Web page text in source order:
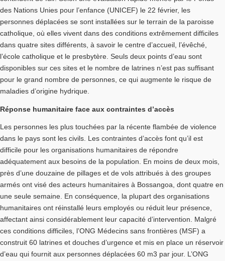
des Nations Unies pour l’enfance (UNICEF) le 22 février, les
personnes déplacées se sont installées sur le terrain de la paroisse
catholique, où elles vivent dans des conditions extrêmement difficiles
dans quatre sites différents, à savoir le centre d’accueil, l’évêché,
l’école catholique et le presbytère. Seuls deux points d’eau sont
disponibles sur ces sites et le nombre de latrines n’est pas suffisant
pour le grand nombre de personnes, ce qui augmente le risque de
maladies d’origine hydrique.
Réponse humanitaire face aux contraintes d’accès
Les personnes les plus touchées par la récente flambée de violence
dans le pays sont les civils. Les contraintes d’accès font qu’il est
difficile pour les organisations humanitaires de répondre
adéquatement aux besoins de la population. En moins de deux mois,
près d’une douzaine de pillages et de vols attribués à des groupes
armés ont visé des acteurs humanitaires à Bossangoa, dont quatre en
une seule semaine. En conséquence, la plupart des organisations
humanitaires ont réinstallé leurs employés ou réduit leur présence,
affectant ainsi considérablement leur capacité d’intervention. Malgré
ces conditions difficiles, l’ONG Médecins sans frontières (MSF) a
construit 60 latrines et douches d’urgence et mis en place un réservoir
d’eau qui fournit aux personnes déplacées 60 m3 par jour. L’ONG